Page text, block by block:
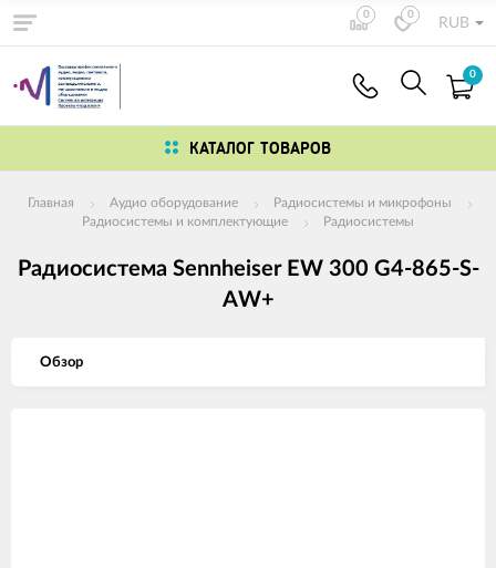
0 0
RUB
0
КАТАЛОГ ТОВАРОВ
Главная Аудио оборудование
Радиосистемы и микрофоны
Радиосистемы и комплектующие
Радиосистемы
Радиосистема Sennheiser EW 300 G4-865-S-
AW+
Обзор